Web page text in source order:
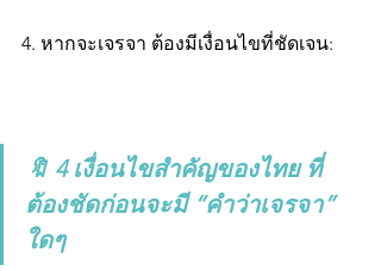
4. หากจะเจรจา ต้องมีเงื่อนไขที่ชัดเจน:
🔖 4 เงื่อนไขสำคัญของไทย ที่
ต้องชัดก่อนจะมี “คำว่าเจรจา”
ใดๆ